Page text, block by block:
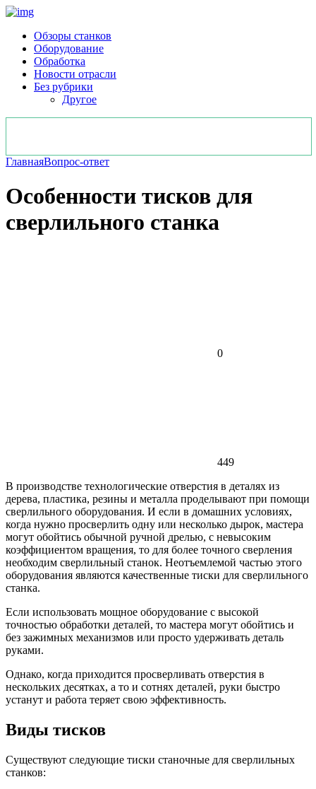
Обзоры станков
Оборудование
Обработка
Новости отрасли
Без рубрики
Другое
ГлавнаяВопрос-ответ
Особенности тисков для
сверлильного станка
0
449
В производстве технологические отверстия в деталях из
дерева, пластика, резины и металла проделывают при помощи
сверлильного оборудования. И если в домашних условиях,
когда нужно просверлить одну или несколько дырок, мастера
могут обойтись обычной ручной дрелью, с невысоким
коэффициентом вращения, то для более точного сверления
необходим сверлильный станок. Неотъемлемой частью этого
оборудования являются качественные тиски для сверлильного
станка.
Если использовать мощное оборудование с высокой
точностью обработки деталей, то мастера могут обойтись и
без зажимных механизмов или просто удерживать деталь
руками.
Однако, когда приходится просверливать отверстия в
нескольких десятках, а то и сотнях деталей, руки быстро
устанут и работа теряет свою эффективность.
Виды тисков
Существуют следующие тиски станочные для сверлильных
станков: